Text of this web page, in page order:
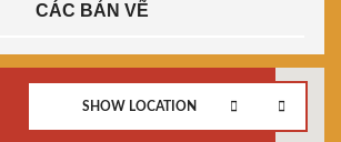
CÁC BẢN VẼ
SHOW LOCATION